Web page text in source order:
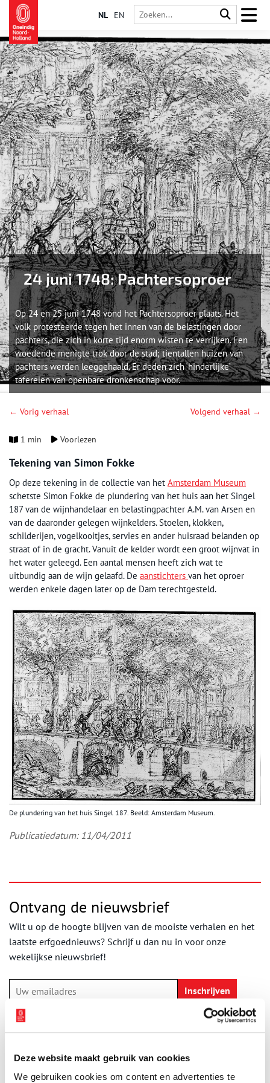
Deze website maakt gebruik van cookies
We gebruiken cookies om content en advertenties te
NL EN
24 juni 1748: Pachtersoproer
Op 24 en 25 juni 1748 vond het Pachtersoproer plaats. Het
volk protesteerde tegen het innen van de belastingen door
pachters, die zich in korte tijd enorm wisten te verrijken. Een
woedende menigte trok door de stad; tientallen huizen van
pachters werden leeggehaald. Er deden zich ‘hinderlijke’
taferelen van openbare dronkenschap voor.
← Vorig verhaal Volgend verhaal →
1 min Voorlezen
Tekening van Simon Fokke
Op deze tekening in de collectie van het Amsterdam Museum
schetste Simon Fokke de plundering van het huis aan het Singel
187 van de wijnhandelaar en belastingpachter A.M. van Arsen en
van de daaronder gelegen wijnkelders. Stoelen, klokken,
schilderijen, vogelkooitjes, servies en ander huisraad belanden op
straat of in de gracht. Vanuit de kelder wordt een groot wijnvat in
het water geleegd. Een aantal mensen heeft zich wat te
uitbundig aan de wijn gelaafd. De aanstichters van het oproer
werden enkele dagen later op de Dam terechtgesteld.
De plundering van het huis Singel 187. Beeld: Amsterdam Museum.
Publicatiedatum: 11/04/2011
Ontvang de nieuwsbrief
Wilt u op de hoogte blijven van de mooiste verhalen en het
laatste erfgoednieuws? Schrijf u dan nu in voor onze
wekelijkse nieuwsbrief!
Bij inschrijving gaat u akkoord met ons privacybeleid.
Aanvullingen